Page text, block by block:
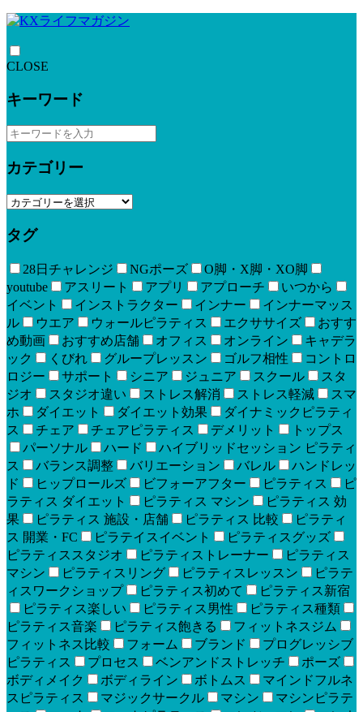
CLOSE
キーワード
カテゴリー
タグ
28日チャレンジ NGポーズ
O脚・X脚・XO脚
youtube
アスリート アプリ アプローチ
いつから
イベント
インストラクター インナー
インナーマッス
ル
ウエア ウォールピラティス エクササイズ
おすす
め動画
おすすめ店舗 オフィス オンライン
キャデラ
ック
くびれ グループレッスン ゴルフ相性
コントロ
ロジー
サポート シニア ジュニア スクール
スタ
ジオ
スタジオ違い ストレス解消 ストレス軽減
スマ
ホ
ダイエット ダイエット効果
ダイナミックピラティ
ス
チェア チェアピラティス デメリット
トップス
パーソナル
ハード
ハイブリッドセッション ピラティ
ス
バランス調整 バリエーション バレル
ハンドレッ
ド
ヒップロールズ ビフォーアフター ピラティス
ピ
ラティス ダイエット
ピラティス マシン
ピラティス 効
果
ピラティス 施設・店舗 ピラティス 比較
ピラティ
ス 開業・FC
ピラテイスイベント
ピラティスグッズ
ピラティススタジオ
ピラティストレーナー
ピラティス
マシン
ピラティスリング ピラティスレッスン
ピラテ
ィスワークショップ
ピラティス初めて
ピラティス新宿
ピラティス楽しい
ピラティス男性
ピラティス種類
ピラティス音楽
ピラティス飽きる
フィットネスジム
フィットネス比較
フォーム ブランド
プログレッシブ
ピラティス
プロセス ベンアンドストレッチ
ポーズ
ボディメイク
ボディライン ボトムス
マインドフルネ
スピラティス
マジックサークル マシン
マシンピラテ